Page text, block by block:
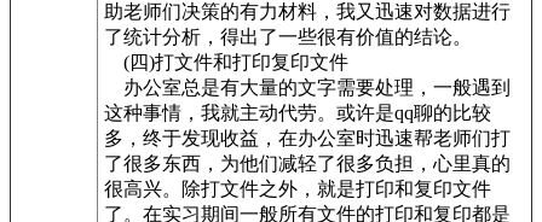
助老师们决策的有力材料，我又迅速对数据进行
了统计分析，得出了一些很有价值的结论。
(四)打文件和打印复印文件
办公室总是有大量的文字需要处理，一般遇到
这种事情，我就主动代劳。或许是qq聊的比较
多，终于发现收益，在办公室时迅速帮老师们打
了很多东西，为他们减轻了很多负担，心里真的
很高兴。除打文件之外，就是打印和复印文件
了。在实习期间一般所有文件的打印和复印都是